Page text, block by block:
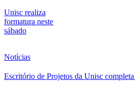
Unisc realiza
formatura neste
sábado
Notícias
Escritório de Projetos da Unisc